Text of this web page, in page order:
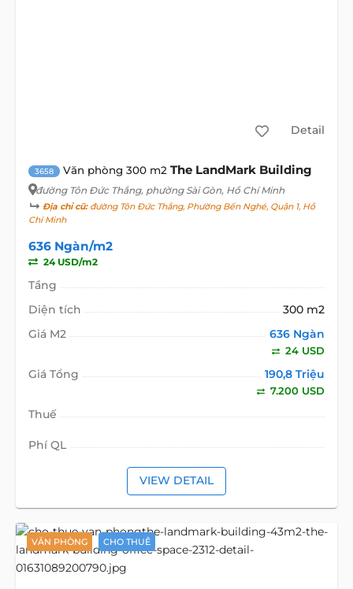
Detail
3658 Văn phòng 300 m2 The LandMark Building
đường Tôn Đức Thắng, phường Sài Gòn, Hồ Chí Minh
Địa chỉ cũ:đường Tôn Đức Thắng, Phường Bến Nghé, Quận 1, Hồ
Chí Minh
636 Ngàn/m2
24 USD/m2
Tầng
Diện tích
300 m2
Giá M2
636 Ngàn
24 USD
Giá Tổng 190,8 Triệu
7.200 USD
Thuế
Phí QL
VIEW DETAIL
VĂN PHÒNG CHO THUÊ